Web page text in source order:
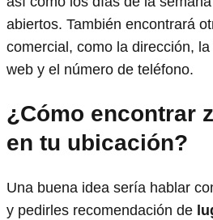
abiertos. También encontrará
comercial, como la dirección,
web y el número de teléfono.
¿Cómo encontrar
en tu ubicación?
Una buena idea sería hablar
y pedirles recomendación de